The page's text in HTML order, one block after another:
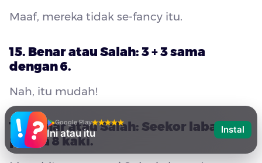
Maaf, mereka tidak se-fancy itu.
15. Benar atau Salah: 3 + 3 sama
dengan 6.
Nah, itu mudah!
16. Benar atau Salah: Seekor laba-laba
punya 8 kaki.
Google Play
Ini atau itu Instal